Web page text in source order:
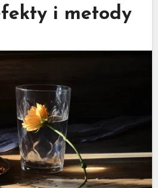
i metody